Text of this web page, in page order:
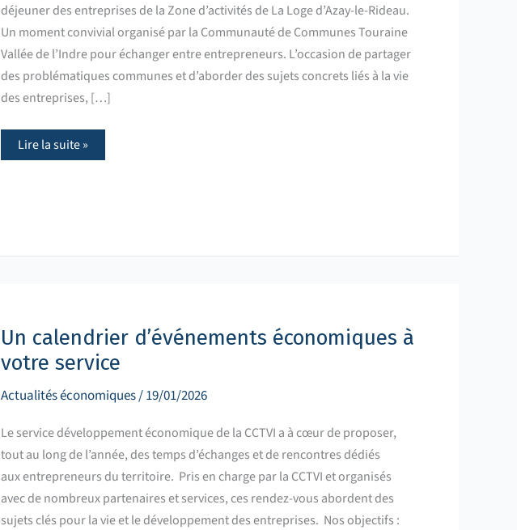
déjeuner des entreprises de la Zone d’activités de La Loge d’Azay-le-Rideau.
Un moment convivial organisé par la Communauté de Communes Touraine
Vallée de l’Indre pour échanger entre entrepreneurs. L’occasion de partager
des problématiques communes et d’aborder des sujets concrets liés à la vie
des entreprises, […]
Lire la suite »
Un calendrier d’événements économiques à
votre service
Actualités économiques/19/01/2026
Le service développement économique de la CCTVI a à cœur de proposer,
tout au long de l’année, des temps d’échanges et de rencontres dédiés
aux entrepreneurs du territoire. Pris en charge par la CCTVI et organisés
avec de nombreux partenaires et services, ces rendez-vous abordent des
sujets clés pour la vie et le développement des entreprises. Nos objectifs :
économiques
à
votre
service